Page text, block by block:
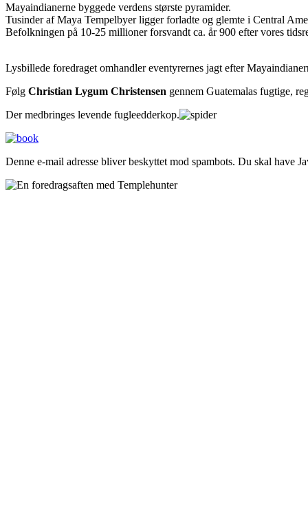
Mayaindianerne byggede verdens største pyramider.
Tusinder af Maya Tempelbyer ligger forladte og glemte i Central
Befolkningen på 10-25 millioner forsvandt ca. år 900 efter vores
Lysbillede foredraget omhandler eventyrernes jagt efter
Følg Christian Lygum Christensen gennem Guatemalas fugtige,
Der medbringes levende fugleedderkop.
Denne e-mail adresse bliver beskyttet mod spambots. Du skal have